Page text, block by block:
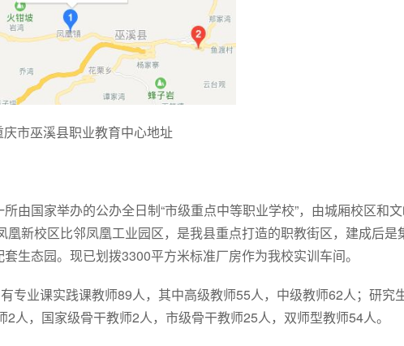
庆市巫溪县职业教育中心地址
由国家举办的公办全日制“市级重点中等职业学校”，由城厢校区和
新校区比邻凤凰工业园区，是我县重点打造的职教街区，建成后是
生态园。现已划拨3300平方米标准厂房作为我校实训车间。
专业课实践课教师89人，其中高级教师55人，中级教师62人；研究
人，国家级骨干教师2人，市级骨干教师25人，双师型教师54人。